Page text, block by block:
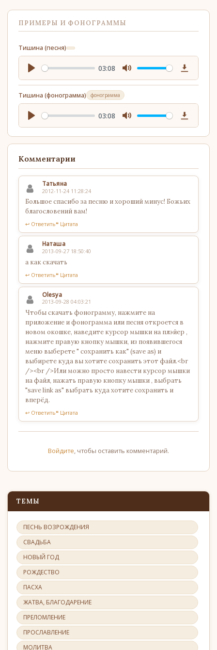
ПРИМЕРЫ И ФОНОГРАММЫ
Тишина (песня)
03:08
Download
Тишина (фонограмма)
фонограмма
03:08
Download
Комментарии
Татьяна
2012-11-24 11:28:24
Большое спасибо за песню и хороший минус! Божьих
благословений вам!
↩ Ответить❝ Цитата
Наташа
2013-09-27 18:50:40
а как скачать
↩ Ответить❝ Цитата
Olesya
2013-09-28 04:03:21
Чтобы скачать фонограмму, нажмите на
приложение и фонограмма или песня откроется в
новом окошке, наведите курсор мышки на плэйер ,
нажмите правую кнопку мышки, из появившегося
меню выберете " сохранить как" (save as) и
выбирете куда вы хотите сохранить этот файл.<br
/><br />Или можно просто навести курсор мышки
на файл, нажать правую кнопку мышки , выбрать
"save link as" выбрать куда хотите сохранить и
вперёд.
↩ Ответить❝ Цитата
Войдите, чтобы оставить комментарий.
ТЕМЫ
ПЕСНЬ ВОЗРОЖДЕНИЯ
СВАДЬБА
НОВЫЙ ГОД
РОЖДЕСТВО
ПАСХА
ЖАТВА, БЛАГОДАРЕНИЕ
ПРЕЛОМЛЕНИЕ
ПРОСЛАВЛЕНИЕ
МОЛИТВА